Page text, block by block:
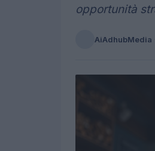
opportunità
AiAdhubMedia